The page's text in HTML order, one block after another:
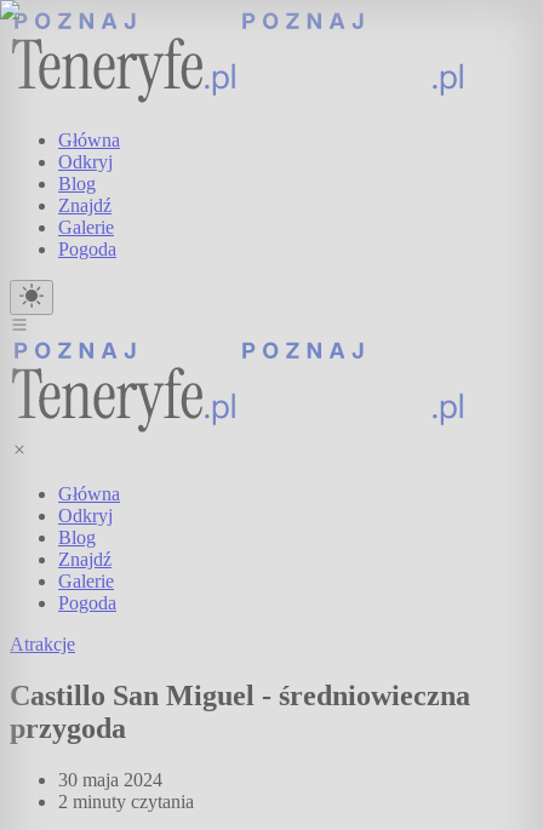
Główna
Odkryj
Blog
Znajdź
Galerie
Pogoda
Główna
Odkryj
Blog
Znajdź
Galerie
Pogoda
Atrakcje
Castillo San Miguel - średniowieczna
przygoda
30 maja 2024
2 minuty czytania